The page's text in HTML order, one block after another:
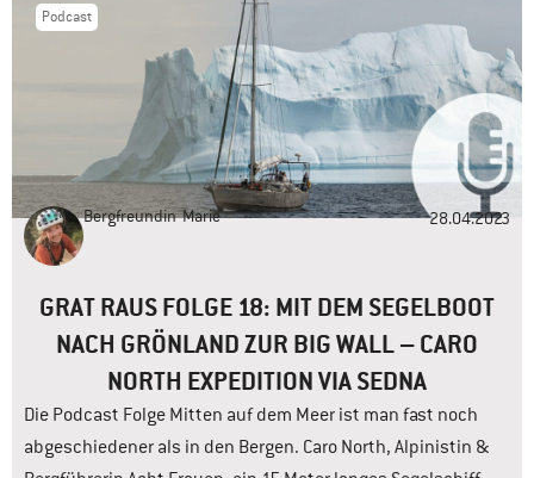
Podcast
Bergfreundin Marie 28.04.2023
GRAT RAUS FOLGE 18: MIT DEM SEGELBOOT
NACH GRÖNLAND ZUR BIG WALL – CARO
NORTH EXPEDITION VIA SEDNA
Die Podcast Folge Mitten auf dem Meer ist man fast noch
abgeschiedener als in den Bergen. Caro North, Alpinistin &